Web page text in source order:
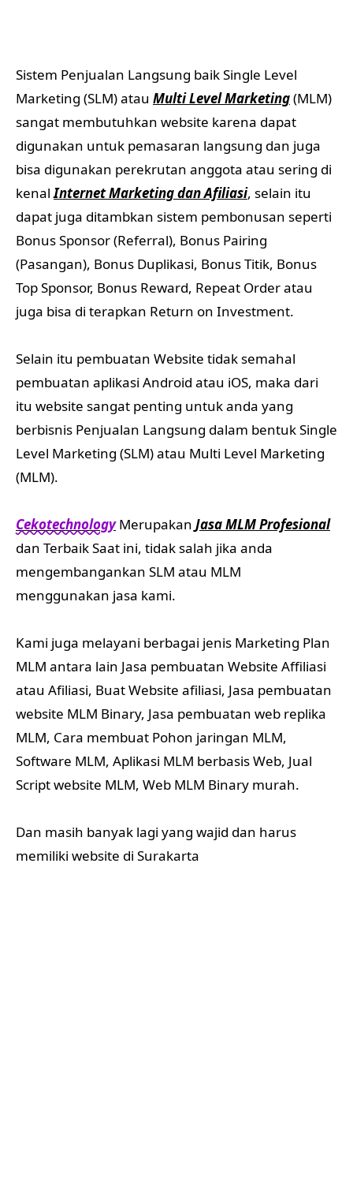
dapat juga ditambkan sistem pembonusan seperti
Bonus Sponsor (Referral), Bonus Pairing
(Pasangan), Bonus Duplikasi, Bonus Titik, Bonus
Top Sponsor, Bonus Reward, Repeat Order atau
juga bisa di terapkan Return on Investment.
Selain itu pembuatan Website tidak semahal
pembuatan aplikasi Android atau iOS, maka dari
itu website sangat penting untuk anda yang
berbisnis Penjualan Langsung dalam bentuk Single
Level Marketing (SLM) atau Multi Level Marketing
CekotechnologyMerupakan Jasa MLM Profesional
dan Terbaik Saat ini, tidak salah jika anda
mengembangankan SLM atau MLM
menggunakan jasa kami.
MLM antara lain Jasa pembuatan Website Affiliasi
atau Afiliasi, Buat Website afiliasi, Jasa pembuatan
website MLM Binary, Jasa pembuatan web replika
MLM, Cara membuat Pohon jaringan MLM,
Script website MLM, Web MLM Binary murah.
Dan masih banyak lagi yang wajid dan harus
memiliki website di Surakarta